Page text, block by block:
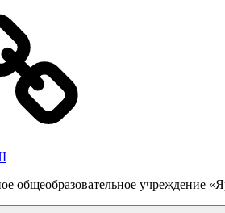
общеобразовательное учреждение